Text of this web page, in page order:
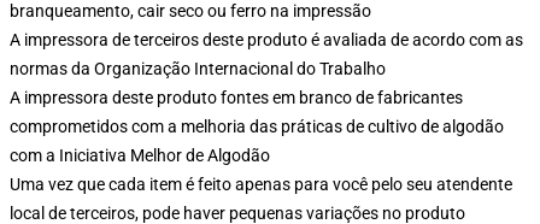
branqueamento, cair seco ou ferro na impressão
A impressora de terceiros deste produto é avaliada de acordo com as
normas da Organização Internacional do Trabalho
A impressora deste produto fontes em branco de fabricantes
comprometidos com a melhoria das práticas de cultivo de algodão
com a Iniciativa Melhor de Algodão
Uma vez que cada item é feito apenas para você pelo seu atendente
local de terceiros, pode haver pequenas variações no produto